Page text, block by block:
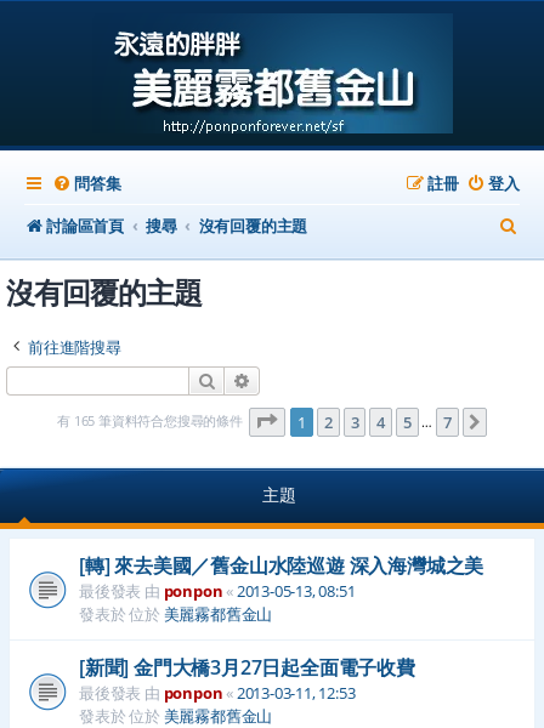
問答集 登入
註冊
討論區首頁
搜尋 沒有回覆的主題
尋
沒有回覆的主題
前往進階搜尋
搜尋
有 165 筆資料符合您搜尋的條件 1 頁 (共 7 頁)
1 2 3 4 5 … 7
主題
[轉] 來去美國／舊金山水陸巡遊 深入海灣城之美
最後發表 由 ponpon« 2013-05-13, 08:51
發表於 位於 美麗霧都舊金山
[新聞] 金門大橋3月27日起全面電子收費
最後發表 由 ponpon« 2013-03-11, 12:53
發表於 位於 美麗霧都舊金山